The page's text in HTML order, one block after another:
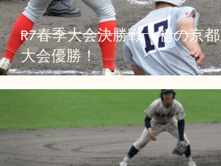
R7春季大会決勝戦 初の京都
大会優勝！